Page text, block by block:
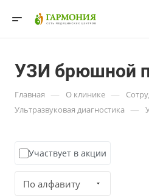
УЗИ брюшной
Главная — О клинике —
Ультразвуковая диагностика —
Участвует в акции
По алфавиту